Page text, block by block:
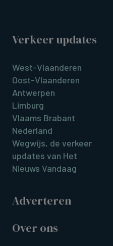
Verkeer updates
West-Vlaanderen
Oost-Vlaanderen
Antwerpen
Limburg
Vlaams Brabant
Nederland
Wegwijs, de verkeer
updates van Het
Nieuws Vandaag
Adverteren
Over ons